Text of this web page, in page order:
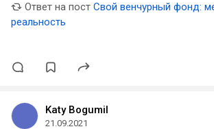
Ответ на пост Свой венчурный фонд:
реальность
Katy Bogumil
21.09.2021